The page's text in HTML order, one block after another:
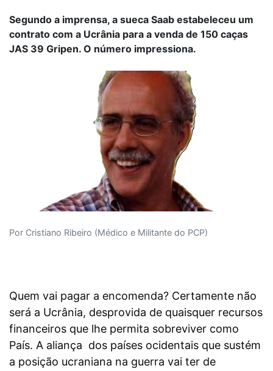
Segundo a imprensa, a sueca Saab estabeleceu um
contrato com a Ucrânia para a venda de 150 caças
JAS 39 Gripen. O número impressiona.
Por Cristiano Ribeiro (Médico e Militante do PCP)
Quem vai pagar a encomenda? Certamente não
será a Ucrânia, desprovida de quaisquer recursos
financeiros que lhe permita sobreviver como
País. A aliança dos países ocidentais que sustém
a posição ucraniana na guerra vai ter de